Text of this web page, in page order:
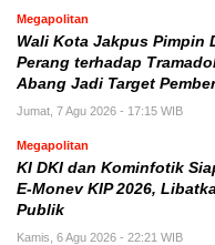
Megapolitan
Wali Kota Jakpus Pimpin
Perang terhadap
Abang Jadi Target
Jumat, 7 Agu 2026 - 17:15 WIB
Megapolitan
KI DKI dan Kominfotik
E-Monev KIP 2026,
Publik
Kamis, 6 Agu 2026 - 22:21 WIB